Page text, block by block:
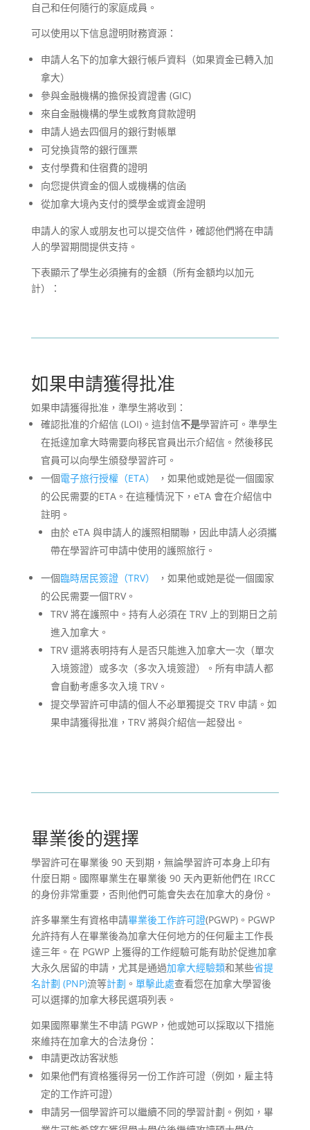
自己和任何隨行的家庭成員。
可以使用以下信息證明財務資源：
申請人名下的加拿大銀行帳戶資料（如果資金已轉入加
拿大）
參與金融機構的擔保投資證書 (GIC)
來自金融機構的學生或教育貸款證明
申請人過去四個月的銀行對帳單
可兌換貨幣的銀行匯票
支付學費和住宿費的證明
向您提供資金的個人或機構的信函
從加拿大境內支付的獎學金或資金證明
申請人的家人或朋友也可以提交信件，確認他們將在申請
人的學習期間提供支持。
下表顯示了學生必須擁有的金額（所有金額均以加元
計）：
如果申請獲得批准
如果申請獲得批准，準學生將收到：
確認批准的介紹信 (LOI)。這封信不是學習許可。準學生
在抵達加拿大時需要向移民官員出示介紹信。然後移民
官員可以向學生頒發學習許可。
一個電子旅行授權（ETA）
，如果他或她是從一個國家
的公民需要的ETA。在這種情況下，eTA 會在介紹信中
註明。
由於 eTA 與申請人的護照相關聯，因此申請人必須攜
帶在學習許可申請中使用的護照旅行。
一個臨時居民簽證（TRV）
，如果他或她是從一個國家
的公民需要一個TRV。
TRV 將在護照中。持有人必須在 TRV 上的到期日之前
進入加拿大。
TRV 還將表明持有人是否只能進入加拿大一次（單次
入境簽證）或多次（多次入境簽證）。所有申請人都
會自動考慮多次入境 TRV。
提交學習許可申請的個人不必單獨提交 TRV 申請。如
果申請獲得批准，TRV 將與介紹信一起發出。
畢業後的選擇
學習許可在畢業後 90 天到期，無論學習許可本身上印有
什麼日期。國際畢業生在畢業後 90 天內更新他們在 IRCC
的身份非常重要，否則他們可能會失去在加拿大的身份。
許多畢業生有資格申請畢業後工作許可證(PGWP)。PGWP
允許持有人在畢業後為加拿大任何地方的任何雇主工作長
達三年。在 PGWP 上獲得的工作經驗可能有助於促進加拿
大永久居留的申請，尤其是通過加拿大經驗類和某些省提
名計劃 (PNP)流等計劃 。 單擊此處查看您在加拿大學習後
可以選擇的加拿大移民選項列表。
如果國際畢業生不申請 PGWP，他或她可以採取以下措施
來維持在加拿大的合法身份：
申請更改訪客狀態
如果他們有資格獲得另一份工作許可證（例如，雇主特
定的工作許可證）
申請另一個學習許可以繼續不同的學習計劃。例如，畢